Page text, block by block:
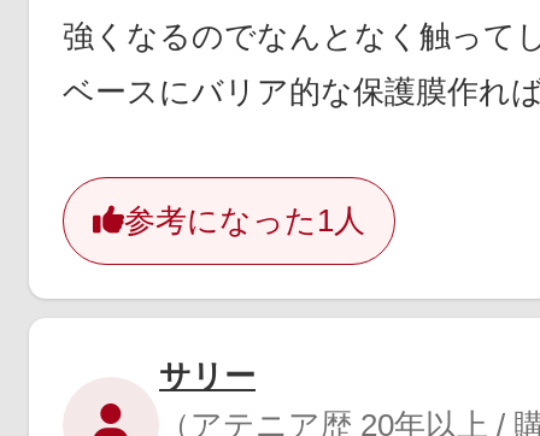
強くなるのでなんとなく触って
ベースにバリア的な保護膜作れ
参考になった 1人
サリー
（アテニア歴 20年以上 /